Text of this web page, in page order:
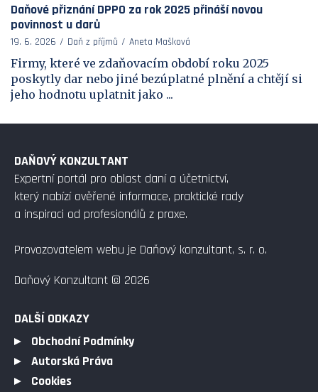
Daňové přiznání DPPO za rok 2025 přináší novou
povinnost u darů
19. 6. 2026 Daň z příjmů Aneta Mašková
Firmy, které ve zdaňovacím období roku 2025
poskytly dar nebo jiné bezúplatné plnění a chtějí si
jeho hodnotu uplatnit jako ...
DAŇOVÝ KONZULTANT
Expertní portál pro oblast daní a účetnictví,
který nabízí ověřené informace, praktické rady
a inspiraci od profesionálů z praxe.
Provozovatelem webu je Daňový konzultant, s. r. o.
Daňový Konzultant © 2026
DALŠÍ ODKAZY
Obchodní Podmínky
Autorská Práva
Cookies